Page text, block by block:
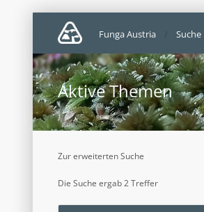
Funga Austria Suche
Aktive Themen
Zur erweiterten Suche
Die Suche ergab 2 Treffer